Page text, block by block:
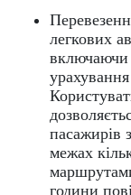
легкових
включаючи
пасажирів
межах
години